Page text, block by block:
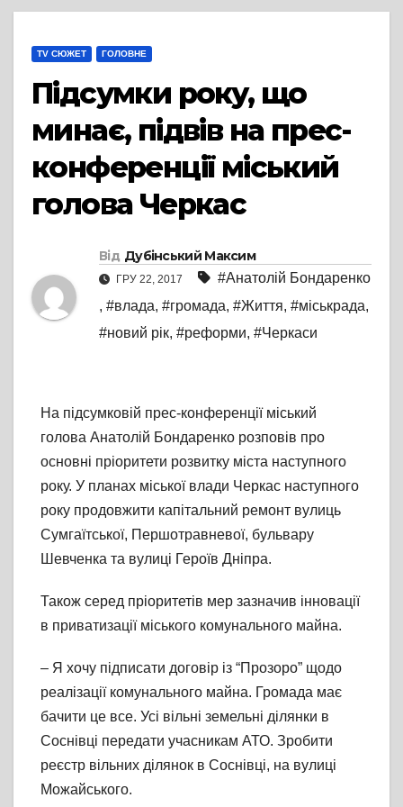
TV СЮЖЕТ ГОЛОВНЕ
Підсумки року, що
минає, підвів на прес-
конференції міський
голова Черкас
Від Дубінський Максим
ГРУ 22, 2017
#Анатолій Бондаренко
, #влада, #громада, #Життя, #міськрада,
#новий рік, #реформи, #Черкаси
На підсумковій прес-конференції міський
голова Анатолій Бондаренко розповів про
основні пріоритети розвитку міста наступного
року. У планах міської влади Черкас наступного
року продовжити капітальний ремонт вулиць
Сумгаїтської, Першотравневої, бульвару
Шевченка та вулиці Героїв Дніпра.
Також серед пріоритетів мер зазначив інновації
в приватизації міського комунального майна.
– Я хочу підписати договір із “Прозоро” щодо
реалізації комунального майна. Громада має
бачити це все. Усі вільні земельні ділянки в
Соснівці передати учасникам АТО. Зробити
реєстр вільних ділянок в Соснівці, на вулиці
Можайського.